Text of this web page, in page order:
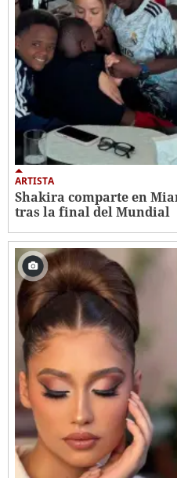
ARTISTA
Shakira comparte en
tras la final del Mundial